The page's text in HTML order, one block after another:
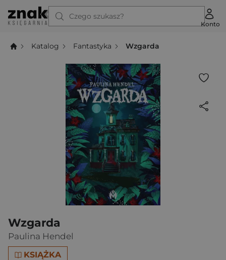
Czego szukasz?
Konto
Katalog Fantastyka Wzgarda
Wzgarda
Paulina Hendel
KSIĄŻKA